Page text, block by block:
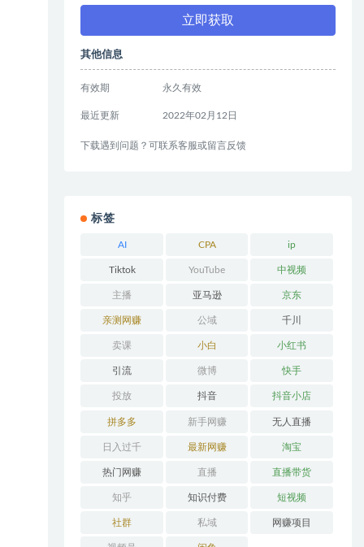
立即获取
其他信息
有效期 永久有效
最近更新 2022年02月12日
下载遇到问题？可联系客服或留言反馈
标签
AI CPA ip
Tiktok YouTube 中视频
主播 亚马逊 京东
亲测网赚 公域 千川
卖课 小白 小红书
引流 微博 快手
投放 抖音 抖音小店
拼多多 新手网赚 无人直播
日入过千 最新网赚 淘宝
热门网赚 直播 直播带货
知乎 知识付费 短视频
社群 私域 网赚项目